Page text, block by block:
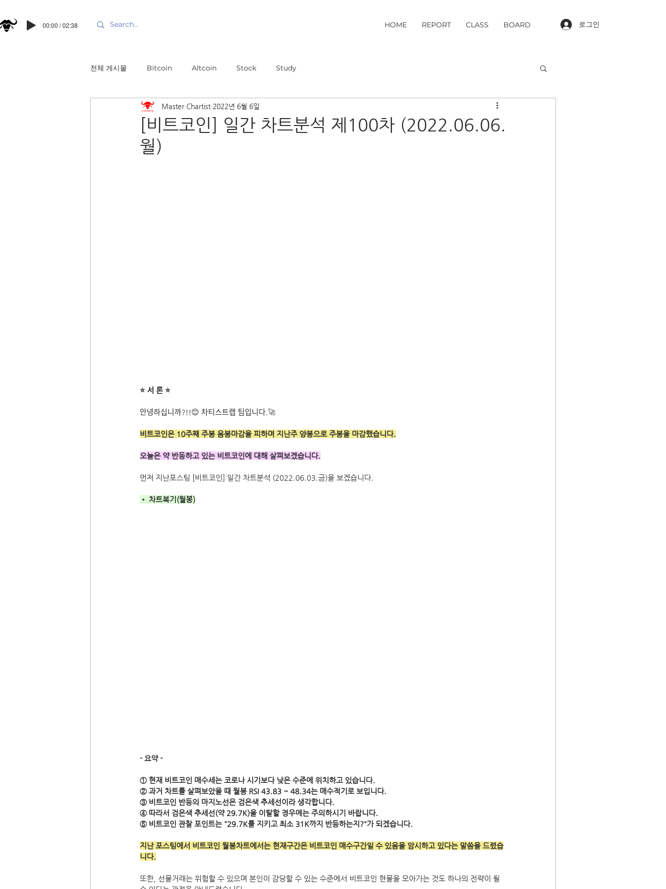
HOME REPORT CLASS BOARD 로그인
00:00 / 02:38
전체 게시물 Bitcoin Altcoin Stock Study
[비트코인] 일간 차트분석 제100차 (2022.06.06.
월)
Master Chartist 2022년 6월 6일
⭐ 서 론 ⭐
안녕하십니까?!!😊 차티스트랩 팀입니다.🚀
비트코인은 10주째 주봉 음봉마감을 피하며 지난주 양봉으로 주봉을 마감했습니다.
오늘은 약 반등하고 있는 비트코인에 대해 살펴보겠습니다.
먼저 지난포스팅 [비트코인] 일간 차트분석 (2022.06.03.금)을 보겠습니다.
• 차트복기(월봉)
- 요약 -
① 현재 비트코인 매수세는 코로나 시기보다 낮은 수준에 위치하고 있습니다.
② 과거 차트를 살펴보았을 때 월봉 RSI 43.83 ~ 48.34는 매수적기로 보입니다.
③ 비트코인 반등의 마지노선은 검은색 추세선이라 생각합니다.
④ 따라서 검은색 추세선(약 29.7K)을 이탈할 경우에는 주의하시기 바랍니다.
⑤ 비트코인 관찰 포인트는 "29.7K를 지키고 최소 31K까지 반등하는지?"가 되겠습니다.
지난 포스팅에서 비트코인 월봉차트에서는 현재구간은 비트코인 매수구간일 수 있음을 암시하고 있다는 말씀을 드렸습
니다.
또한, 선물거래는 위험할 수 있으며 본인이 감당할 수 있는 수준에서 비트코인 현물을 모아가는 것도 하나의 전략이 될